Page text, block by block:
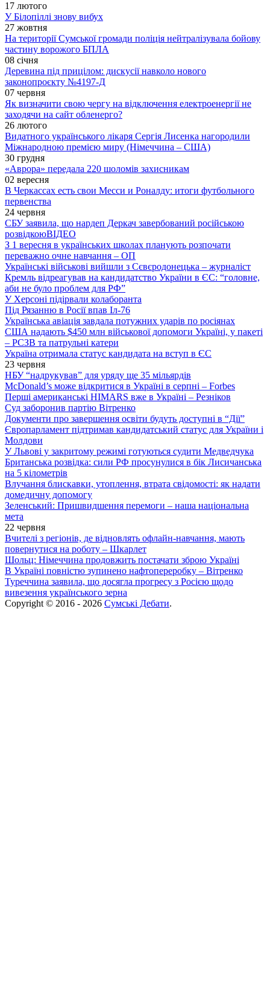
17 лютого
У Білопіллі знову вибух
27 жовтня
На території Сумської громади поліція нейтралізувала бойову
частину ворожого БПЛА
08 січня
Деревина під прицілом: дискусії навколо нового
законопроєкту №4197-Д
07 червня
Як визначити свою чергу на відключення електроенергії не
заходячи на сайт обленерго?
26 лютого
Видатного українського лікаря Сергія Лисенка нагородили
Міжнародною премією миру (Німеччина – США)
30 грудня
«Аврора» передала 220 шоломів захисникам
02 вересня
В Черкассах есть свои Месси и Роналду: итоги футбольного
первенства
24 червня
СБУ заявила, що нардеп Деркач завербований російською
розвідкоюВІДЕО
З 1 вересня в українських школах планують розпочати
переважно очне навчання – ОП
Українські військові вийшли з Сєвєродонецька – журналіст
Кремль відреагував на кандидатство України в ЄС: “головне,
аби не було проблем для РФ”
У Херсоні підірвали колаборанта
Під Рязанню в Росії впав Іл-76
Українська авіація завдала потужних ударів по росіянах
США надають $450 млн військової допомоги Україні, у пакеті
– РСЗВ та патрульні катери
Україна отримала статус кандидата на вступ в ЄС
23 червня
НБУ “надрукував” для уряду ще 35 мільярдів
McDonald’s може відкритися в Україні в серпні – Forbes
Перші американські HIMARS вже в Україні – Резніков
Суд заборонив партію Вітренко
Документи про завершення освіти будуть доступні в “Дії”
Європарламент підтримав кандидатський статус для України і
Молдови
У Львові у закритому режимі готуються судити Медведчука
Британська розвідка: сили РФ просунулися в бік Лисичанська
на 5 кілометрів
Влучання блискавки, утоплення, втрата свідомості: як надати
домедичну допомогу
Зеленський: Пришвидшення перемоги – наша національна
мета
22 червня
Вчителі з регіонів, де відновлять офлайн-навчання, мають
повернутися на роботу – Шкарлет
Шольц: Німеччина продовжить постачати зброю Україні
В Україні повністю зупинено нафтопереробку – Вітренко
Туреччина заявила, що досягла прогресу з Росією щодо
вивезення українського зерна
Copyright © 2016 - 2026 Сумські Дебати.